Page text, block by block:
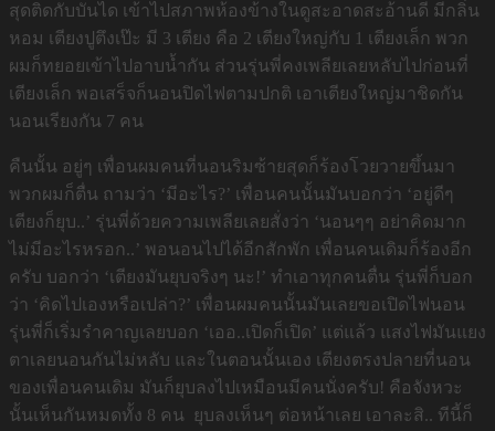
สุดติดกับบันได เข้าไปสภาพห้องข้างในดูสะอาดสะอ้านดี มีกลิ่น
หอม เตียงปูตึงเป๊ะ มี 3 เตียง คือ 2 เตียงใหญ่กับ 1 เตียงเล็ก พวก
ผมก็ทยอยเข้าไปอาบน้ำกัน ส่วนรุ่นพี่คงเพลียเลยหลับไปก่อนที่
เตียงเล็ก พอเสร็จก็นอนปิดไฟตามปกติ เอาเตียงใหญ่มาชิดกัน
นอนเรียงกัน 7 คน
คืนนั้น อยู่ๆ เพื่อนผมคนที่นอนริมซ้ายสุดก็ร้องโวยวายขึ้นมา
พวกผมก็ตื่น ถามว่า ‘มีอะไร?’ เพื่อนคนนั้นมันบอกว่า ‘อยู่ดีๆ
เตียงก็ยุบ..’ รุ่นพี่ด้วยความเพลียเลยสั่งว่า ‘นอนๆๆ อย่าคิดมาก
ไม่มีอะไรหรอก..’ พอนอนไปได้อีกสักพัก เพื่อนคนเดิมก็ร้องอีก
ครับ บอกว่า ‘เตียงมันยุบจริงๆ นะ!’ ทำเอาทุกคนตื่น รุ่นพี่ก็บอก
ว่า ‘คิดไปเองหรือเปล่า?’ เพื่อนผมคนนั้นมันเลยขอเปิดไฟนอน
รุ่นพี่ก็เริ่มรำคาญเลยบอก ‘เออ..เปิดก็เปิด’ แต่แล้ว แสงไฟมันแยง
ตาเลยนอนกันไม่หลับ และในตอนนั้นเอง เตียงตรงปลายที่นอน
ของเพื่อนคนเดิม มันก็ยุบลงไปเหมือนมีคนนั่งครับ! คือจังหวะ
นั้นเห็นกันหมดทั้ง 8 คน ยุบลงเห็นๆ ต่อหน้าเลย เอาละสิ.. ทีนี้ก็